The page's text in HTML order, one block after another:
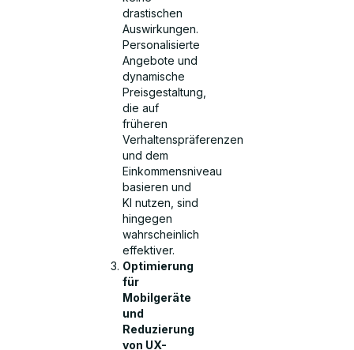
drastischen
Auswirkungen.
Personalisierte
Angebote und
dynamische
Preisgestaltung,
die auf
früheren
Verhaltenspräferenzen
und dem
Einkommensniveau
basieren und
KI nutzen, sind
hingegen
wahrscheinlich
effektiver.
Optimierung
für
Mobilgeräte
und
Reduzierung
von UX-